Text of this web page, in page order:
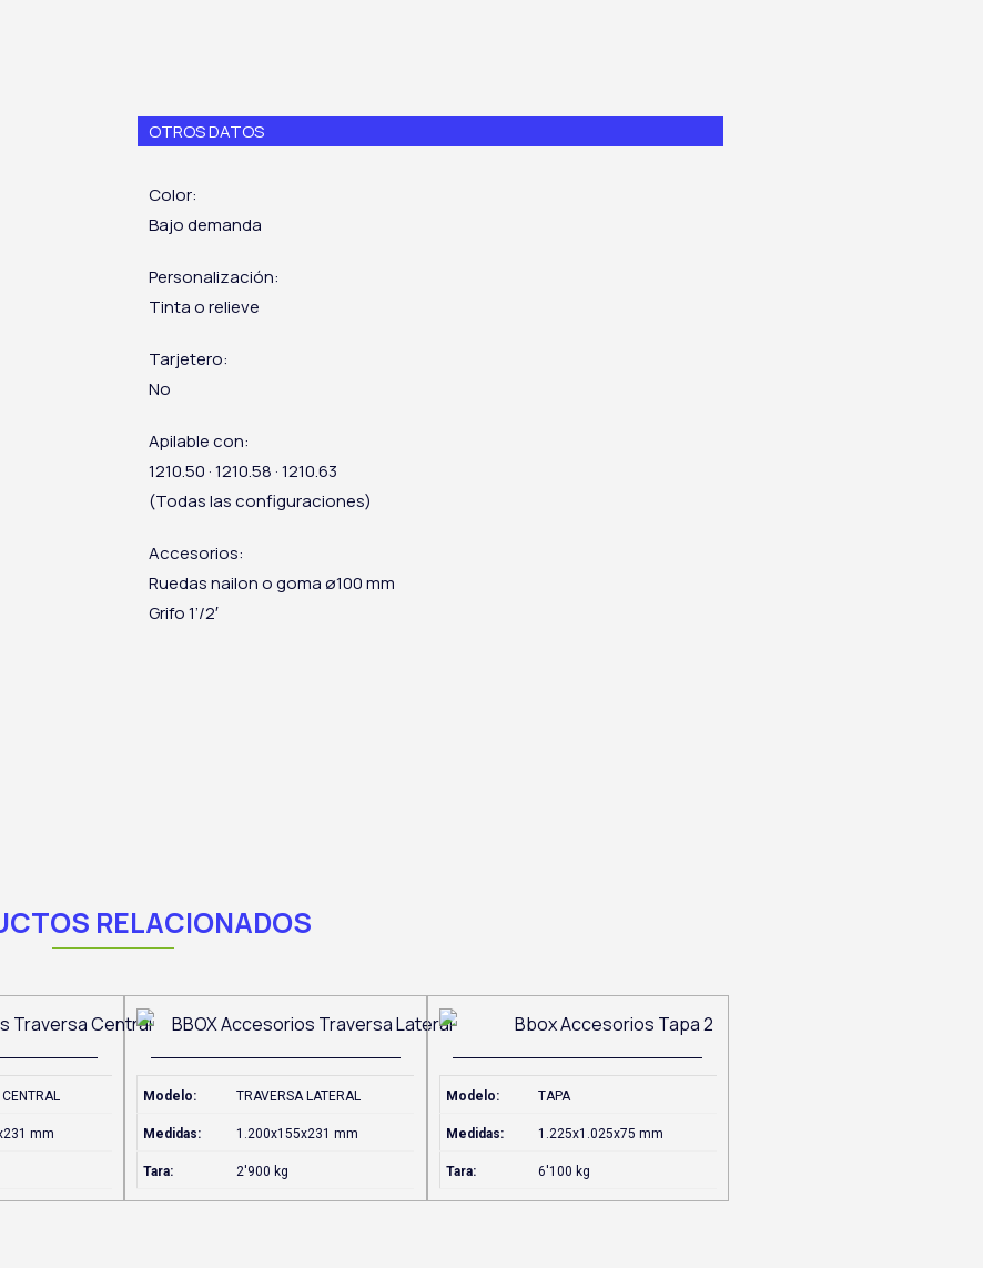
OTROS DATOS
Color:
Bajo demanda
Personalización:
Tinta o relieve
Tarjetero:
No
Apilable con:
1210.50 · 1210.58 · 1210.63
(Todas las configuraciones)
Accesorios:
Ruedas nailon o goma ø100 mm
Grifo 1’/2′
RELACIONADOS
mm
Modelo: TRAVERSA LATERAL
Medidas: 1.200x155x231 mm
Tara: 2'900 kg
Modelo: TAPA
Medidas: 1.225x1.025x75 mm
Tara: 6'100 kg